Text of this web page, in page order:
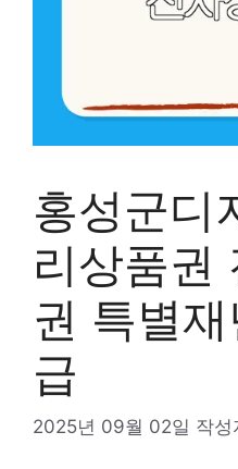
홍성군디
리상품권
권 특별
급
2025년 09월 02일 작성